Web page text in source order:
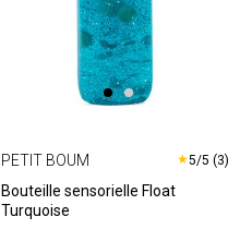
PETIT BOUM ★5/5 (3)
Bouteille sensorielle Float
Turquoise